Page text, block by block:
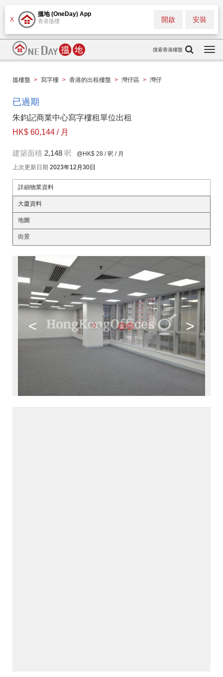
X
搵地 (OneDay) App
香港搵樓 安裝
開啟
搜索香港樓盤
搵樓盤 > 寫字樓 > 香港的出租樓盤 > 灣仔區 > 灣仔
已過期
朱鈞記商業中心寫字樓租單位出租
HK$ 60,144 / 月
建築面積 2,148 呎 @HK$ 28 / 呎 / 月
上次更新日期 2023年12月30日
詳細物業資料
大廈資料
地圖
街景
< >